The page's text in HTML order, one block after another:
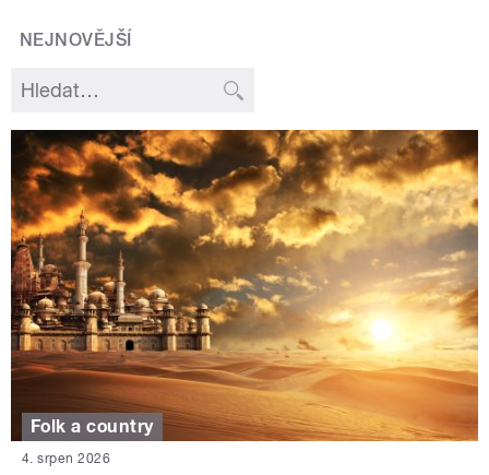
NEJNOVĚJŠÍ
Folk a country
4. srpen 2026